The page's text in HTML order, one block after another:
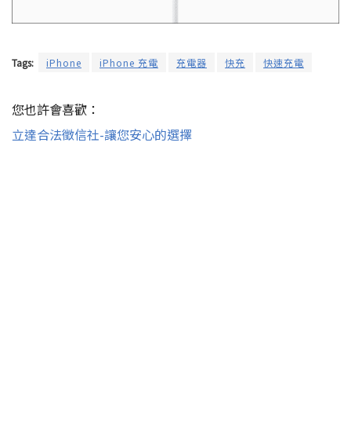
Tags: iPhone iPhone 充電 充電器 快充 快速充電
您也許會喜歡：
立達合法徵信社-讓您安心的選擇